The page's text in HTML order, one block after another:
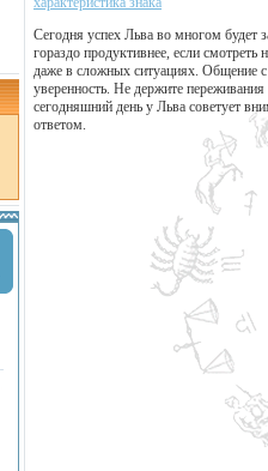
Сегодня успех Льва во многом будет
гораздо продуктивнее, если
даже в сложных ситуациях. Общение
уверенность. Не держите
сегодняшний день у Льва советует
ответом.